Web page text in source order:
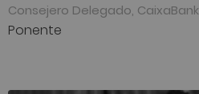
Consejero Delegado, CaixaBank
Ponente